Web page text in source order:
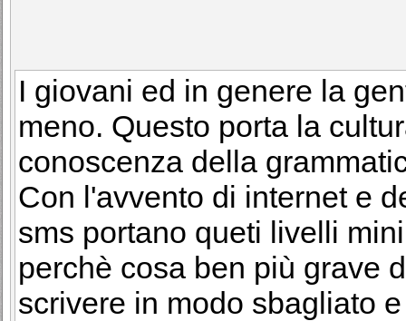
I giovani ed in genere la
meno. Questo porta la
conoscenza della
Con l'avvento di internet e
sms portano queti livelli
perchè cosa ben più grave
scrivere in modo sbagliato